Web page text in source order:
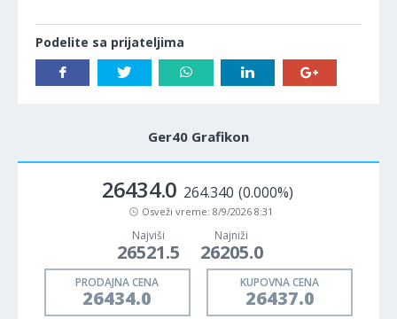
Podelite sa prijateljima
Ger40 Grafikon
26434.0 264.340 (0.000%)
Osveži vreme: 8/9/2026 8:31
Najviši
26521.5
Najniži
26205.0
PRODAJNA CENA
26434.0
KUPOVNA CENA
26437.0